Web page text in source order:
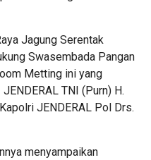
Jagung Serentak
Swasembada Pangan
Metting ini yang
TNI (Purn) H.
JENDERAL Pol Drs.
menyampaikan